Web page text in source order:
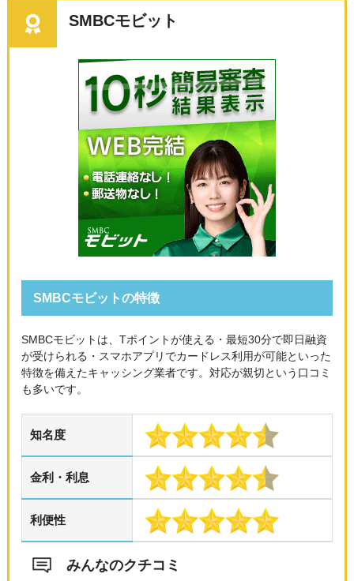
SMBCモビット
SMBCモビットの特徴
SMBCモビットは、Tポイントが使える・最短30分で即日融資
が受けられる・スマホアプリでカードレス利用が可能といった
特徴を備えたキャッシング業者です。対応が親切という口コミ
も多いです。
知名度
金利・利息
利便性
みんなのクチコミ